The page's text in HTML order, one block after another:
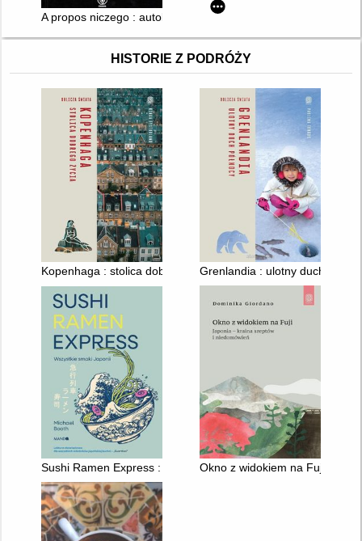
A propos niczego : autobiografia
HISTORIE Z PODRÓŻY
Kopenhaga : stolica dobrego życiaGrenlandia : ulotny duch
Sushi Ramen Express : wszystkie smaki Japonii
Okno z widokiem na Fuji :